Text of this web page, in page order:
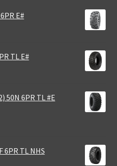
E#
TL E#
50N 6PR TL #E
6PR TL NHS